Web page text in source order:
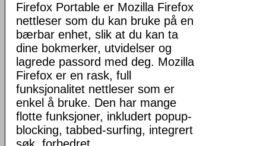
Firefox Portable er Mozilla Firefox
nettleser som du kan bruke på en
bærbar enhet, slik at du kan ta
dine bokmerker, utvidelser og
lagrede passord med deg. Mozilla
Firefox er en rask, full
funksjonalitet nettleser som er
enkel å bruke. Den har mange
flotte funksjoner, inkludert popup-
blocking, tabbed-surfing, integrert